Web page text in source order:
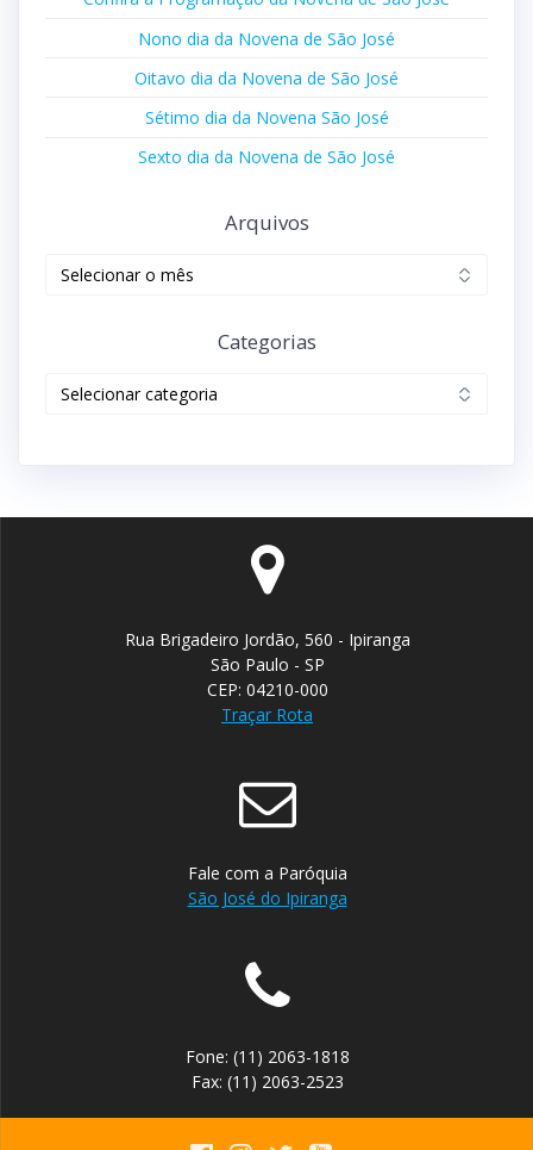
Nono dia da Novena de São José
Oitavo dia da Novena de São José
Sétimo dia da Novena São José
Sexto dia da Novena de São José
Arquivos
Categorias
Rua Brigadeiro Jordão, 560 - Ipiranga
São Paulo - SP
CEP: 04210-000
Traçar Rota
Fale com a Paróquia
São José do Ipiranga
Fone: (11) 2063-1818
Fax: (11) 2063-2523